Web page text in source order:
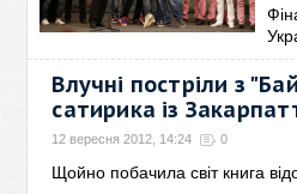
Влучні постріли з
сатирика із
12 вересня 2012, 14:24 0
Щойно побачила світ книга